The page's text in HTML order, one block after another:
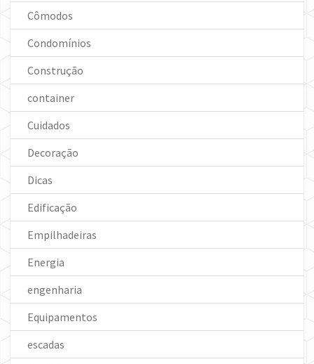
Cômodos
Condomínios
Construção
container
Cuidados
Decoração
Dicas
Edificação
Empilhadeiras
Energia
engenharia
Equipamentos
escadas